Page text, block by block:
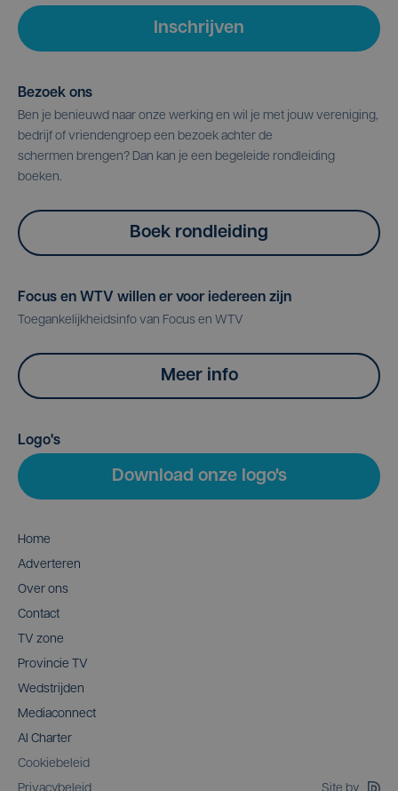
Inschrijven
Bezoek ons
Ben je benieuwd naar onze werking en wil je met jouw vereniging,
bedrijf of vriendengroep een bezoek achter de
schermen brengen? Dan kan je een begeleide rondleiding
boeken.
Boek rondleiding
Focus en WTV willen er voor iedereen zijn
Toegankelijkheidsinfo van Focus en WTV
Meer info
Logo's
Download onze logo's
Home
Adverteren
Over ons
Contact
TV zone
Provincie TV
Wedstrijden
Mediaconnect
AI Charter
Cookiebeleid